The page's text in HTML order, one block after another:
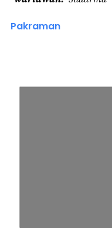
Pakraman